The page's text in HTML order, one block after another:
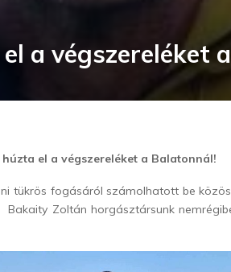
a végszereléket
el a végszereléket a Balatonnál!
tükrös fogásáról számolhatott be
Bakaity Zoltán horgásztársunk